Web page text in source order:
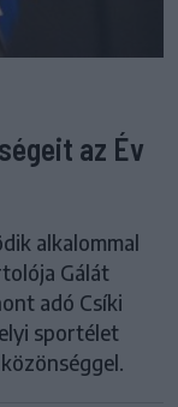
az Év
alkalommal
Gálát
adó Csíki
sportélet